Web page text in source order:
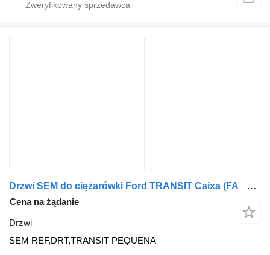
Drzwi SEM do ciężarówki Ford TRANSIT Caixa (FA_ _) | 00 - 06
Cena na żądanie
Drzwi
SEM REF,DRT,TRANSIT PEQUENA